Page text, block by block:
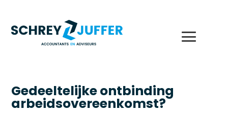
Gedeeltelijke ontbinding
arbeidsovereenkomst?